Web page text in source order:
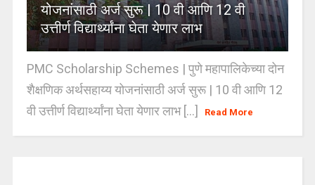
योजनांसाठी अर्ज सुरू | 10 वी आणि 12 वी
उत्तीर्ण विद्यार्थ्यांना घेता येणार लाभ
PMC Scholarship Schemes | पुणे महापालिकेच्या दोन
शैक्षणिक अर्थसहाय्य योजनांसाठी अर्ज सुरू | 10 वी आणि 12
वी उत्तीर्ण विद्यार्थ्यांना घेता येणार लाभ [...]
Read More